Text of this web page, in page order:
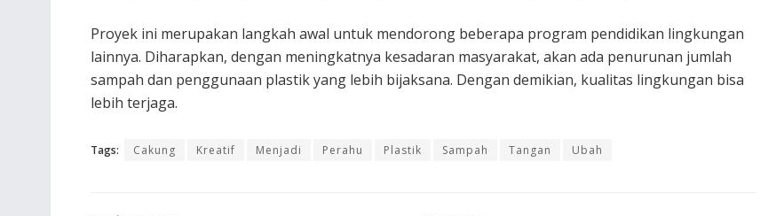
Proyek ini merupakan langkah awal untuk mendorong beberapa program pendidikan lingkungan
lainnya. Diharapkan, dengan meningkatnya kesadaran masyarakat, akan ada penurunan jumlah
sampah dan penggunaan plastik yang lebih bijaksana. Dengan demikian, kualitas lingkungan bisa
lebih terjaga.
Tags: Cakung Kreatif Menjadi Perahu Plastik Sampah Tangan Ubah